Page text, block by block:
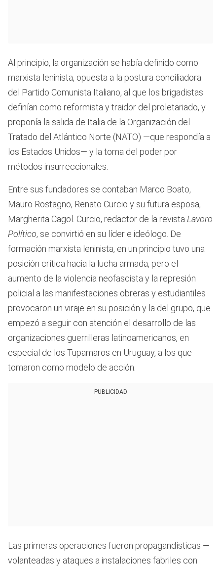
Al principio, la organización se había definido como
marxista leninista, opuesta a la postura conciliadora
del Partido Comunista Italiano, al que los brigadistas
definían como reformista y traidor del proletariado, y
proponía la salida de Italia de la Organización del
Tratado del Atlántico Norte (NATO) —que respondía a
los Estados Unidos— y la toma del poder por
métodos insurreccionales.
Entre sus fundadores se contaban Marco Boato,
Mauro Rostagno, Renato Curcio y su futura esposa,
Margherita Cagol. Curcio, redactor de la revista Lavoro
Político, se convirtió en su líder e ideólogo. De
formación marxista leninista, en un principio tuvo una
posición crítica hacia la lucha armada, pero el
aumento de la violencia neofascista y la represión
policial a las manifestaciones obreras y estudiantiles
provocaron un viraje en su posición y la del grupo, que
empezó a seguir con atención el desarrollo de las
organizaciones guerrilleras latinoamericanos, en
especial de los Tupamaros en Uruguay, a los que
tomaron como modelo de acción.
PUBLICIDAD
Las primeras operaciones fueron propagandísticas —
volanteadas y ataques a instalaciones fabriles con